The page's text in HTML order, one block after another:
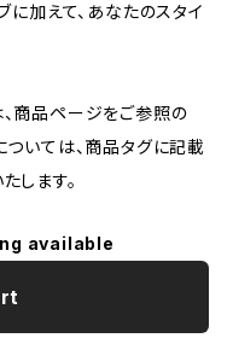
に加えて、あなたのスタイ
商品ページをご参照の
ついては、商品タグに記載
します。
available